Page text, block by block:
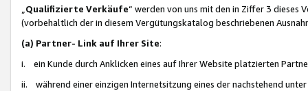
Qualifizierte Verkäufe“ werden von uns mit den in Ziffer 3
(vorbehaltlich der in diesem Vergütungskatalog beschriebenen
(a) Partner- Link auf Ihrer Site:
i. ein Kunde durch Anklicken eines auf Ihrer Website platzierten
ii. während einer einzigen Internetsitzung eines der nachstehend